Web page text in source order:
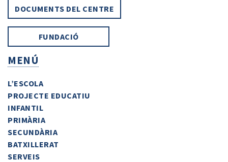
DOCUMENTS DEL CENTRE
FUNDACIÓ
MENÚ
L’ESCOLA
PROJECTE EDUCATIU
INFANTIL
PRIMÀRIA
SECUNDÀRIA
BATXILLERAT
SERVEIS